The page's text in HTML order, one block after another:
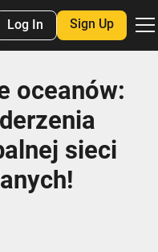
Log In Sign Up
oceanów:
sieci